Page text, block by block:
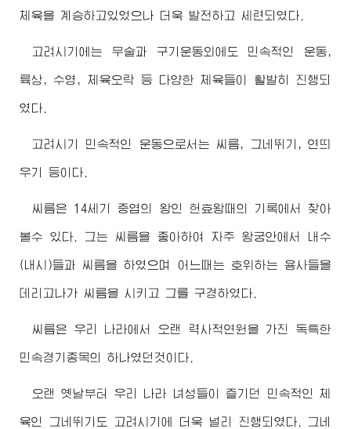
체육을 계승하고있었으나 더욱 발전하고 세련되였다.
고려시기에는 무술과 구기운동외에도 민속적인 운동,
륙상, 수영, 체육오락 등 다양한 체육들이 활발히 진행되
였다.
고려시기 민속적인 운동으로서는 씨름, 그네뛰기, 연띄
우기 등이다.
씨름은 14세기 중엽의 왕인 헌효왕때의 기록에서 찾아
볼수 있다. 그는 씨름을 좋아하여 자주 왕궁안에서 내수
(내시)들과 씨름을 하였으며 어느때는 호위하는 용사들을
데리고나가 씨름을 시키고 그를 구경하였다.
씨름은 우리 나라에서 오랜 력사적연원을 가진 독특한
민속경기종목의 하나였던것이다.
오랜 옛날부터 우리 나라 녀성들이 즐기던 민속적인 체
육인 그네뛰기도 고려시기에 더욱 널리 진행되였다. 그네